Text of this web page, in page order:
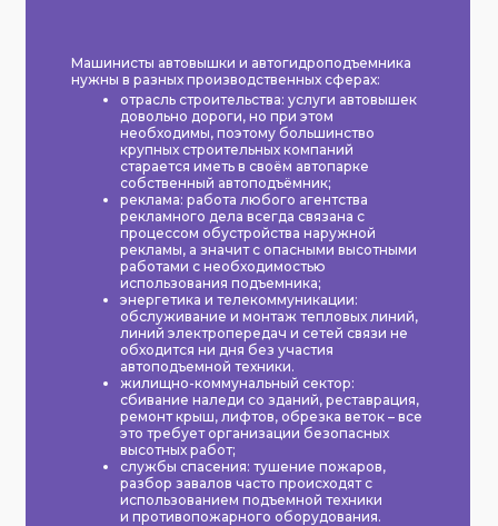
Машинисты автовышки и автогидроподъемника
нужны в разных производственных сферах:
отрасль строительства: услуги автовышек
довольно дороги, но при этом
необходимы, поэтому большинство
крупных строительных компаний
старается иметь в своём автопарке
собственный автоподъёмник;
реклама: работа любого агентства
рекламного дела всегда связана с
процессом обустройства наружной
рекламы, а значит с опасными высотными
работами с необходимостью
использования подъемника;
энергетика и телекоммуникации:
обслуживание и монтаж тепловых линий,
линий электропередач и сетей связи не
обходится ни дня без участия
автоподъемной техники.
жилищно-коммунальный сектор:
сбивание наледи со зданий, реставрация,
ремонт крыш, лифтов, обрезка веток – все
это требует организации безопасных
высотных работ;
службы спасения: тушение пожаров,
разбор завалов часто происходят с
использованием подъемной техники
и противопожарного оборудования.